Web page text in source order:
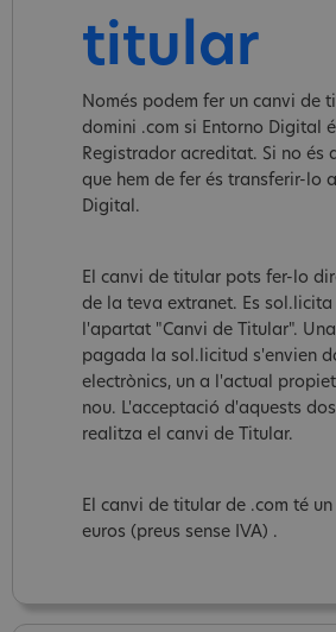
titular
Només podem fer un canvi de
domini .com si Entorno Digital
Registrador acreditat. Si no és
que hem de fer és transferir-lo
Digital.
El canvi de titular pots fer-lo
de la teva extranet. Es sol.licita
l'apartat "Canvi de Titular".
pagada la sol.licitud s'envien
electrònics, un a l'actual
nou. L'acceptació d'aquests
realitza el canvi de Titular.
El canvi de titular de .com té
euros (preus sense IVA) .